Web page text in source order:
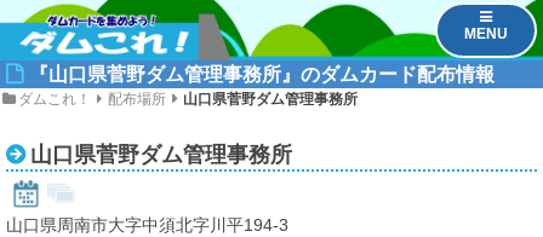
MENU
『山口県菅野ダム管理事務所』のダムカード配布情報
ダムこれ！ 配布場所 山口県菅野ダム管理事務所
山口県菅野ダム管理事務所
山口県周南市大字中須北字川平194-3